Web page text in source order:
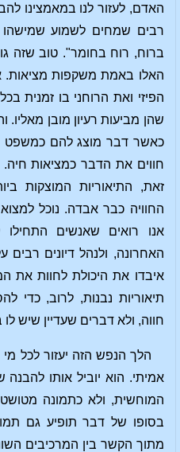
האדם, לעזור לנו במאמצינו
רבים שמחים לשמוע
ברוח, רוח בחומר". טוב שזה
האלו באמת משקפות מציאות.
הפיזי ואת הרוחני בו זמנית
שהן מביעות רעיון מובן
כאשר דבר מוצג להם כמשפט
חווים את הדבר כמציאות
זאת, התיאוריות המוצקות
החוויה כבר אבדה. נוכל
אנו רואים שאנשים
האחרונה, ולנהל דיונים
איבדו את היכולת לחוות את
תיאוריות נבנות, לרוב,
חווה, ולא דברים שעדיין שיש לו
הלך הנפש הזה יעזור לכל
אמיתי. הוא יוביל אותו
המוחשית, ולא כתמונה
בסופו של דבר תופיע גם
מתוך הקשר בין המרכיבים